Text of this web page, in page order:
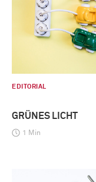
EDITORIAL
GRÜNES LICHT
1 Min